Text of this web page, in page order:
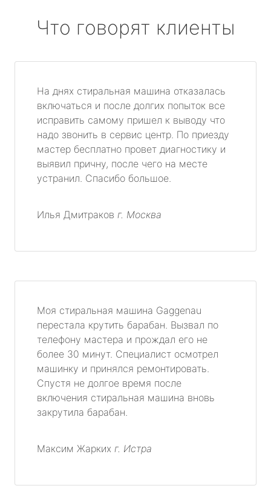
Что говорят клиенты
На днях стиральная машина отказалась
включаться и после долгих попыток все
исправить самому пришел к выводу что
надо звонить в сервис центр. По приезду
мастер бесплатно провет диагностику и
выявил причну, после чего на месте
устранил. Спасибо большое.
Илья Дмитраков г. Москва
Моя стиральная машина Gaggenau
перестала крутить барабан. Вызвал по
телефону мастера и прождал его не
более 30 минут. Специалист осмотрел
машинку и принялся ремонтировать.
Спустя не долгое время после
включения стиральная машина вновь
закрутила барабан.
Максим Жарких г. Истра